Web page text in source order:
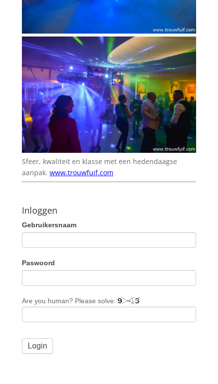
Sfeer, kwaliteit en klasse met een hedendaagse
aanpak. www.trouwfuif.com
Inloggen
Gebruikersnaam
Paswoord
Are you human? Please solve: